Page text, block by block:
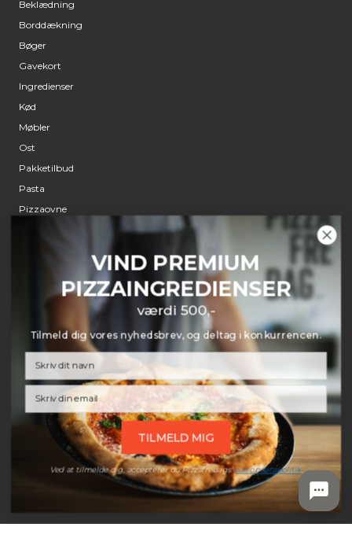
Beklædning
Borddækning
Bøger
Gavekort
Ingredienser
Kød
Møbler
Ost
Pakketilbud
Pasta
Pizzaovne
Kontakt
Retur
Reklamation
Annulleringsanmodning
Om Pizzafredag
VIND PREMIUM
PIZZAINGREDIENSER
værdi 500,-
Tilmeld dig vores nyhedsbrev, og deltag i konkurrencen.
TILMELD MIG
Ved at tilmelde dig, accepterer du Pizzafredagspersondatapolitik.